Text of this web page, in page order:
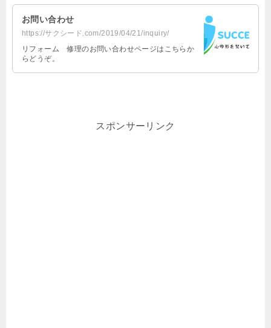
お問い合わせ
https://サクシード.com/2019/04/21/inquiry/
リフォーム 修理のお問い合わせページはこちらか
らどうぞ。
スポンサーリンク